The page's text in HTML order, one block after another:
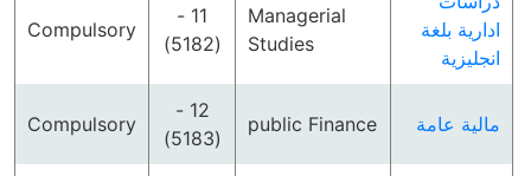
ادارية بلغة
انجليزية
Managerial
Studies
11 -
(5182)
Compulsory
مالية عامة public Finance
12 -
(5183)
Compulsory